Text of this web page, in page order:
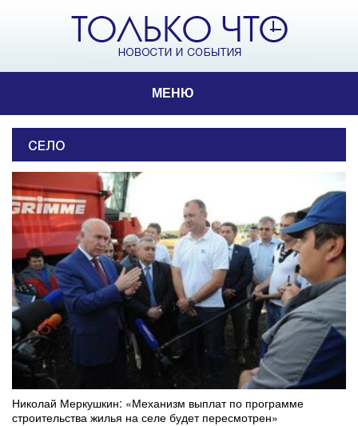
МЕНЮ
СЕЛО
Николай Меркушкин: «Механизм выплат по программе
строительства жилья на селе будет пересмотрен»